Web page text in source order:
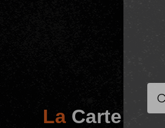
La Carte